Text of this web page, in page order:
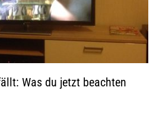
Was du jetzt beachten